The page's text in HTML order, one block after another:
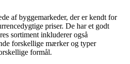
af byggemarkeder, der er kendt for
priser. De har et godt
sortiment inkluderer også
forskellige mærker og typer
formål.